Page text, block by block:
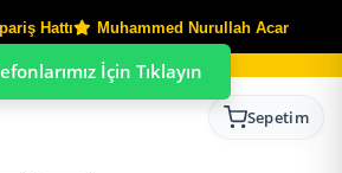
Hattı Muhammed Nurullah Acar
Sepetim
İçin Tıklayın